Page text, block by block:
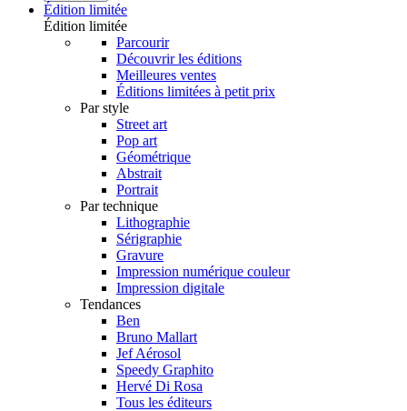
Édition limitée
Édition limitée
Parcourir
Découvrir les éditions
Meilleures ventes
Éditions limitées à petit prix
Par style
Street art
Pop art
Géométrique
Abstrait
Portrait
Par technique
Lithographie
Sérigraphie
Gravure
Impression numérique couleur
Impression digitale
Tendances
Ben
Bruno Mallart
Jef Aérosol
Speedy Graphito
Hervé Di Rosa
Tous les éditeurs